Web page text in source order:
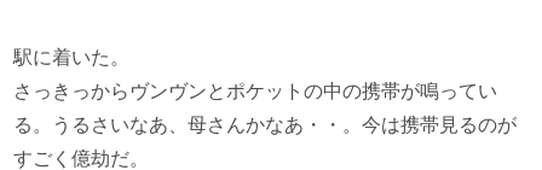
駅に着いた。
さっきっからヴンヴンとポケットの中の携帯が鳴ってい
る。うるさいなあ、母さんかなあ・・。今は携帯見るのが
すごく億劫だ。